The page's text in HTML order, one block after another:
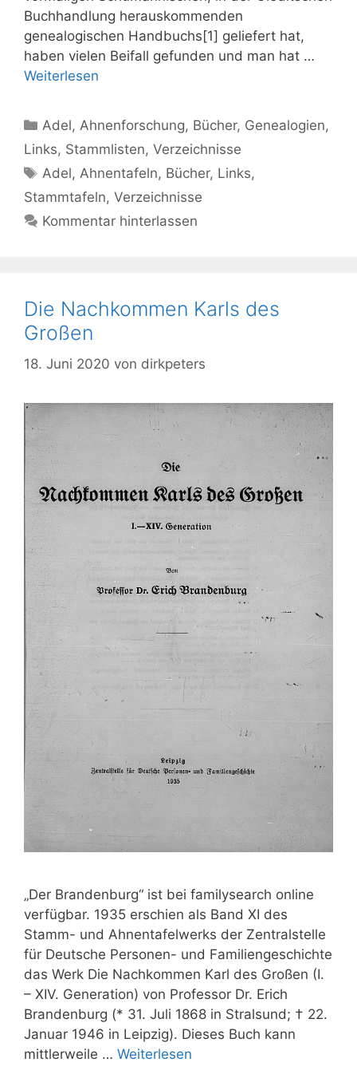
Buchhandlung herauskommenden
genealogischen Handbuchs[1] geliefert hat,
haben vielen Beifall gefunden und man hat …
Weiterlesen
Kategorien
Adel,Ahnenforschung, Bücher, Genealogien,
Links, Stammlisten, Verzeichnisse
Schlagwörter
Adel,Ahnentafeln, Bücher, Links,
Stammtafeln, Verzeichnisse
Kommentar hinterlassen
Die Nachkommen Karls des
Großen
18. Juni 2020 von dirkpeters
„Der Brandenburg“ ist bei familysearch online
verfügbar. 1935 erschien als Band XI des
Stamm- und Ahnentafelwerks der Zentralstelle
für Deutsche Personen- und Familiengeschichte
das Werk Die Nachkommen Karl des Großen (I.
– XIV. Generation) von Professor Dr. Erich
Brandenburg (* 31. Juli 1868 in Stralsund; † 22.
Januar 1946 in Leipzig). Dieses Buch kann
mittlerweile … Weiterlesen